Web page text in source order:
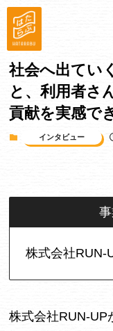
社会へ出てい
と、利用者さ
貢献を実感で
インタビュー
株式会社
株式会社RUN-UP